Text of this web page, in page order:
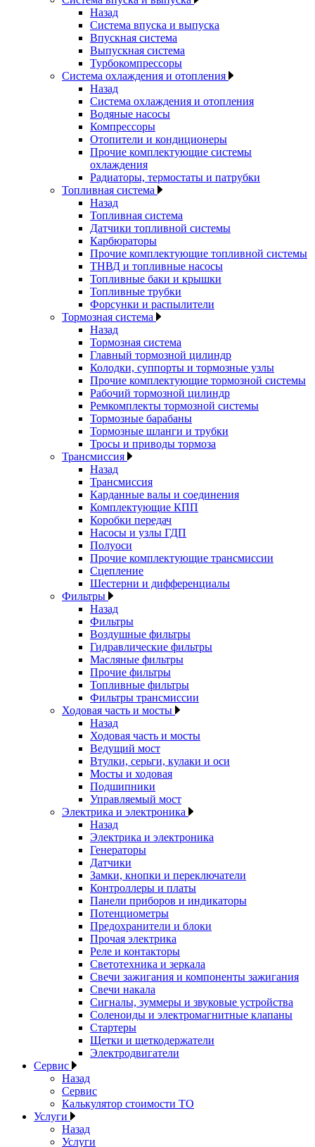
Назад
Система впуска и выпуска
Впускная система
Выпускная система
Турбокомпрессоры
Система охлаждения и отопления
Назад
Система охлаждения и отопления
Водяные насосы
Компрессоры
Отопители и кондиционеры
Прочие комплектующие системы
охлаждения
Радиаторы, термостаты и патрубки
Топливная система
Назад
Топливная система
Датчики топливной системы
Карбюраторы
Прочие комплектующие топливной системы
ТНВД и топливные насосы
Топливные баки и крышки
Топливные трубки
Форсунки и распылители
Тормозная система
Назад
Тормозная система
Главный тормозной цилиндр
Колодки, суппорты и тормозные узлы
Прочие комплектующие тормозной системы
Рабочий тормозной цилиндр
Ремкомплекты тормозной системы
Тормозные барабаны
Тормозные шланги и трубки
Тросы и приводы тормоза
Трансмиссия
Назад
Трансмиссия
Карданные валы и соединения
Комплектующие КПП
Коробки передач
Насосы и узлы ГДП
Полуоси
Прочие комплектующие трансмиссии
Сцепление
Шестерни и дифференциалы
Фильтры
Назад
Фильтры
Воздушные фильтры
Гидравлические фильтры
Масляные фильтры
Прочие фильтры
Топливные фильтры
Фильтры трансмиссии
Ходовая часть и мосты
Назад
Ходовая часть и мосты
Ведущий мост
Втулки, серьги, кулаки и оси
Мосты и ходовая
Подшипники
Управляемый мост
Электрика и электроника
Назад
Электрика и электроника
Генераторы
Датчики
Замки, кнопки и переключатели
Контроллеры и платы
Панели приборов и индикаторы
Потенциометры
Предохранители и блоки
Прочая электрика
Реле и контакторы
Светотехника и зеркала
Свечи зажигания и компоненты зажигания
Свечи накала
Сигналы, зуммеры и звуковые устройства
Соленоиды и электромагнитные клапаны
Стартеры
Щетки и щеткодержатели
Электродвигатели
Сервис
Назад
Сервис
Калькулятор стоимости ТО
Услуги
Назад
Услуги